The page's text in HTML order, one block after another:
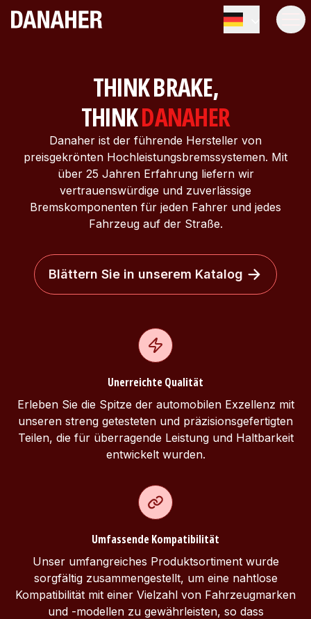
THINK BRAKE,
THINKDANAHER
Danaher ist der führende Hersteller von
preisgekrönten Hochleistungsbremssystemen. Mit
über 25 Jahren Erfahrung liefern wir
vertrauenswürdige und zuverlässige
Bremskomponenten für jeden Fahrer und jedes
Fahrzeug auf der Straße.
Blättern Sie in unserem Katalog
Unerreichte Qualität
Erleben Sie die Spitze der automobilen Exzellenz mit
unseren streng getesteten und präzisionsgefertigten
Teilen, die für überragende Leistung und Haltbarkeit
entwickelt wurden.
Umfassende Kompatibilität
Unser umfangreiches Produktsortiment wurde
sorgfältig zusammengestellt, um eine nahtlose
Kompatibilität mit einer Vielzahl von Fahrzeugmarken
und -modellen zu gewährleisten, so dass